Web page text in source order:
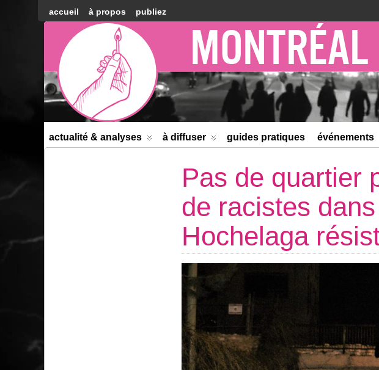
accueil à propos publiez
Montréal
Counter-
information
actualité & analyses à diffuser guides pratiques événements
Pas de quartier
de racistes
Hochelaga